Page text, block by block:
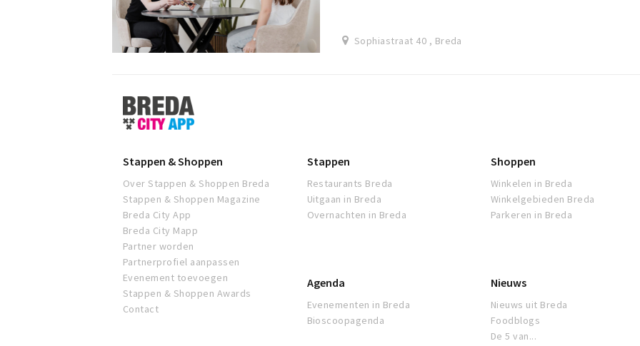
Sophiastraat 40 , Breda
Stappen
&
Shoppen
Stappen & Shoppen
Over Stappen & Shoppen Breda
Stappen & Shoppen Magazine
Breda City App
Breda City Mapp
Partner worden
Partnerprofiel aanpassen
Evenement toevoegen
Stappen & Shoppen Awards
Contact
Stappen
Restaurants Breda
Uitgaan in Breda
Overnachten in Breda
Shoppen
Winkelen in Breda
Winkelgebieden Breda
Parkeren in Breda
Agenda
Evenementen in Breda
Bioscoopagenda
Nieuws
Nieuws uit Breda
Foodblogs
De 5 van...